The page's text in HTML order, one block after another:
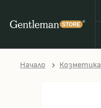
Начало Козметика